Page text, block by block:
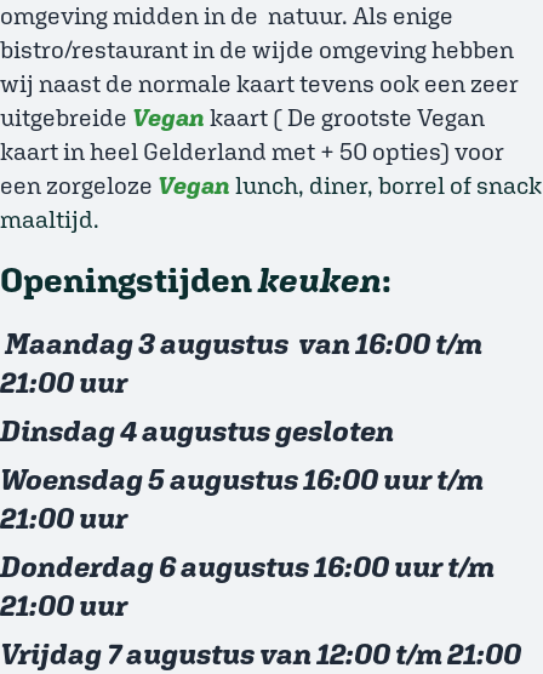
omgeving midden in de natuur. Als enige
bistro/restaurant in de wijde omgeving hebben
wij naast de normale kaart tevens ook een zeer
uitgebreide Vegan kaart ( De grootste Vegan
kaart in heel Gelderland met + 50 opties) voor
een zorgeloze Vegan lunch, diner, borrel of snack
maaltijd.
Openingstijdenkeuken:
Maandag 3 augustus van 16:00 t/m
21:00 uur
Dinsdag 4 augustus gesloten
Woensdag 5 augustus 16:00 uur t/m
21:00 uur
Donderdag 6 augustus 16:00 uur t/m
21:00 uur
Vrijdag 7 augustus van 12:00 t/m 21:00